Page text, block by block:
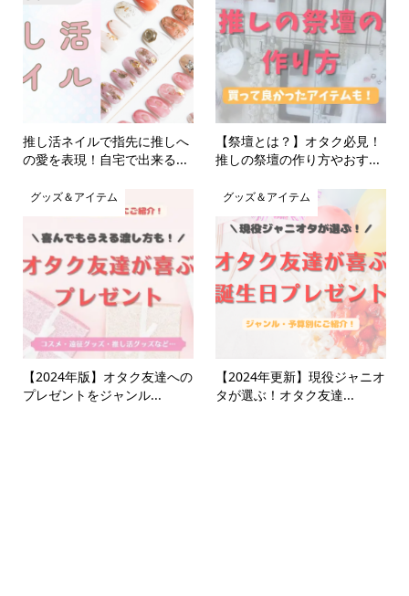
推し活ネイルで指先に推しへ
の愛を表現！自宅で出来る...
【祭壇とは？】オタク必見！
推しの祭壇の作り方やおす...
グッズ＆アイテム
【2024年版】オタク友達への
プレゼントをジャンル...
グッズ＆アイテム
【2024年更新】現役ジャニオ
タが選ぶ！オタク友達...